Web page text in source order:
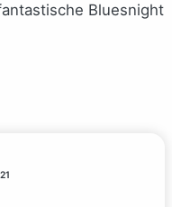
Bluesnight
21